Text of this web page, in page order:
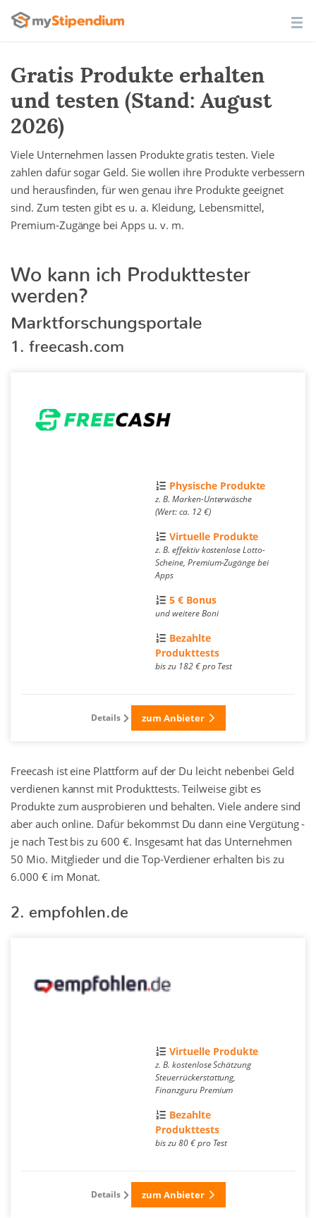
Gratis Produkte erhalten
und testen (Stand: August
2026)
Viele Unternehmen lassen Produkte gratis testen. Viele
zahlen dafür sogar Geld. Sie wollen ihre Produkte verbessern
und herausfinden, für wen genau ihre Produkte geeignet
sind. Zum testen gibt es u. a. Kleidung, Lebensmittel,
Premium-Zugänge bei Apps u. v. m.
Wo kann ich Produkttester
werden?
Marktforschungsportale
1. freecash.com
Physische Produkte
z. B. Marken-Unterwäsche
(Wert: ca. 12 €)
Virtuelle Produkte
z. B. effektiv kostenlose Lotto-
Scheine, Premium-Zugänge bei
Apps
5 € Bonus
und weitere Boni
Bezahlte
Produkttests
bis zu 182 € pro Test
Details zum Anbieter
Freecash ist eine Plattform auf der Du leicht nebenbei Geld
verdienen kannst mit Produkttests. Teilweise gibt es
Produkte zum ausprobieren und behalten. Viele andere sind
aber auch online. Dafür bekommst Du dann eine Vergütung -
je nach Test bis zu 600 €. Insgesamt hat das Unternehmen
50 Mio. Mitglieder und die Top-Verdiener erhalten bis zu
6.000 € im Monat.
2. empfohlen.de
Virtuelle Produkte
z. B. kostenlose Schätzung
Steuerrückerstattung,
Finanzguru Premium
Bezahlte
Produkttests
bis zu 80 € pro Test
Details zum Anbieter